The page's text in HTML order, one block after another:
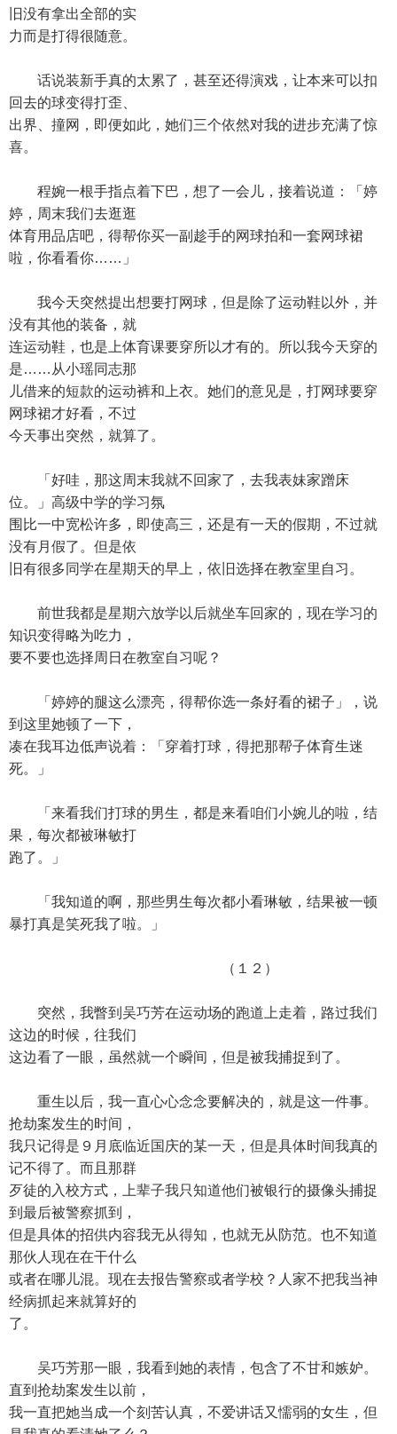
旧没有拿出全部的实
力而是打得很随意。
话说装新手真的太累了，甚至还得演戏，让本来可以扣
回去的球变得打歪、
出界、撞网，即便如此，她们三个依然对我的进步充满了惊
喜。
程婉一根手指点着下巴，想了一会儿，接着说道：「婷
婷，周末我们去逛逛
体育用品店吧，得帮你买一副趁手的网球拍和一套网球裙
啦，你看看你……」
我今天突然提出想要打网球，但是除了运动鞋以外，并
没有其他的装备，就
连运动鞋，也是上体育课要穿所以才有的。所以我今天穿的
是……从小瑶同志那
儿借来的短款的运动裤和上衣。她们的意见是，打网球要穿
网球裙才好看，不过
今天事出突然，就算了。
「好哇，那这周末我就不回家了，去我表妹家蹭床
位。」高级中学的学习氛
围比一中宽松许多，即使高三，还是有一天的假期，不过就
没有月假了。但是依
旧有很多同学在星期天的早上，依旧选择在教室里自习。
前世我都是星期六放学以后就坐车回家的，现在学习的
知识变得略为吃力，
要不要也选择周日在教室自习呢？
「婷婷的腿这么漂亮，得帮你选一条好看的裙子」，说
到这里她顿了一下，
凑在我耳边低声说着：「穿着打球，得把那帮子体育生迷
死。」
「来看我们打球的男生，都是来看咱们小婉儿的啦，结
果，每次都被琳敏打
跑了。」
「我知道的啊，那些男生每次都小看琳敏，结果被一顿
暴打真是笑死我了啦。」
（１２）
突然，我瞥到吴巧芳在运动场的跑道上走着，路过我们
这边的时候，往我们
这边看了一眼，虽然就一个瞬间，但是被我捕捉到了。
重生以后，我一直心心念念要解决的，就是这一件事。
抢劫案发生的时间，
我只记得是９月底临近国庆的某一天，但是具体时间我真的
记不得了。而且那群
歹徒的入校方式，上辈子我只知道他们被银行的摄像头捕捉
到最后被警察抓到，
但是具体的招供内容我无从得知，也就无从防范。也不知道
那伙人现在在干什么
或者在哪儿混。现在去报告警察或者学校？人家不把我当神
经病抓起来就算好的
了。
吴巧芳那一眼，我看到她的表情，包含了不甘和嫉妒。
直到抢劫案发生以前，
我一直把她当成一个刻苦认真，不爱讲话又懦弱的女生，但